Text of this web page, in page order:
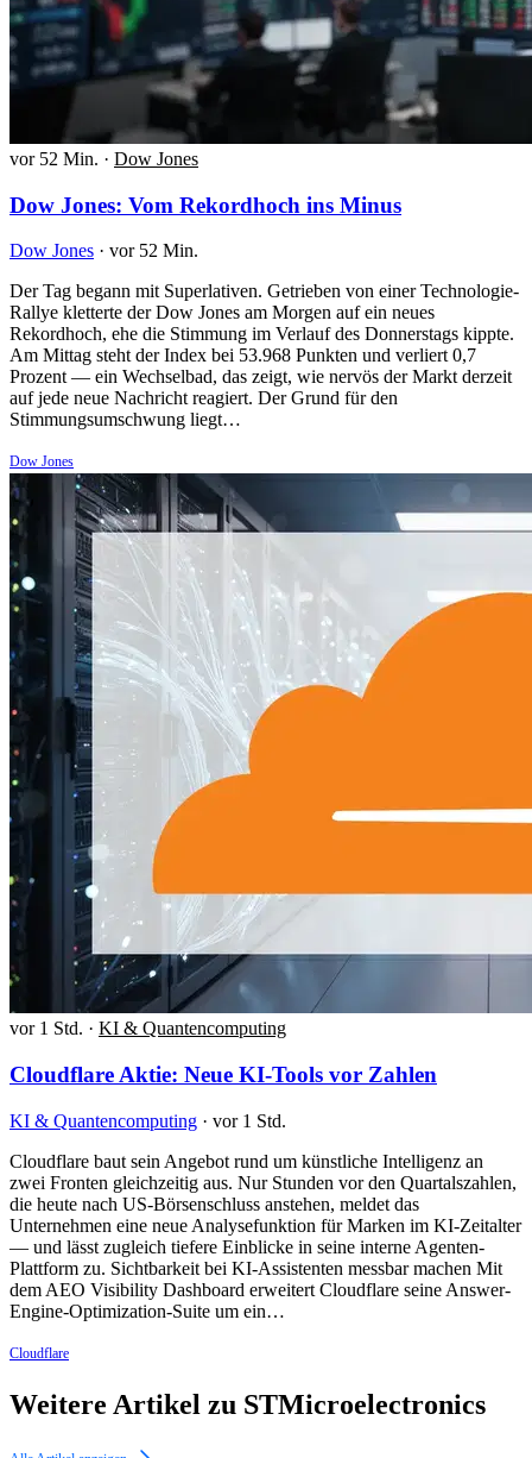
vor 52 Min. · Dow Jones
Dow Jones: Vom Rekordhoch ins Minus
Dow Jones · vor 52 Min.
Der Tag begann mit Superlativen. Getrieben von einer Technologie-
Rallye kletterte der Dow Jones am Morgen auf ein neues
Rekordhoch, ehe die Stimmung im Verlauf des Donnerstags kippte.
Am Mittag steht der Index bei 53.968 Punkten und verliert 0,7
Prozent — ein Wechselbad, das zeigt, wie nervös der Markt derzeit
auf jede neue Nachricht reagiert. Der Grund für den
Stimmungsumschwung liegt…
Dow Jones
vor 1 Std. · KI & Quantencomputing
Cloudflare Aktie: Neue KI-Tools vor Zahlen
KI & Quantencomputing · vor 1 Std.
Cloudflare baut sein Angebot rund um künstliche Intelligenz an
zwei Fronten gleichzeitig aus. Nur Stunden vor den Quartalszahlen,
die heute nach US-Börsenschluss anstehen, meldet das
Unternehmen eine neue Analysefunktion für Marken im KI-Zeitalter
— und lässt zugleich tiefere Einblicke in seine interne Agenten-
Plattform zu. Sichtbarkeit bei KI-Assistenten messbar machen Mit
dem AEO Visibility Dashboard erweitert Cloudflare seine Answer-
Engine-Optimization-Suite um ein…
Cloudflare
Weitere Artikel zu STMicroelectronics